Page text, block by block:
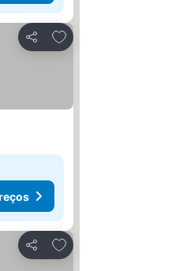
Partilhar
Adicionar aos favoritos
Partilhar
Adicionar aos favoritos